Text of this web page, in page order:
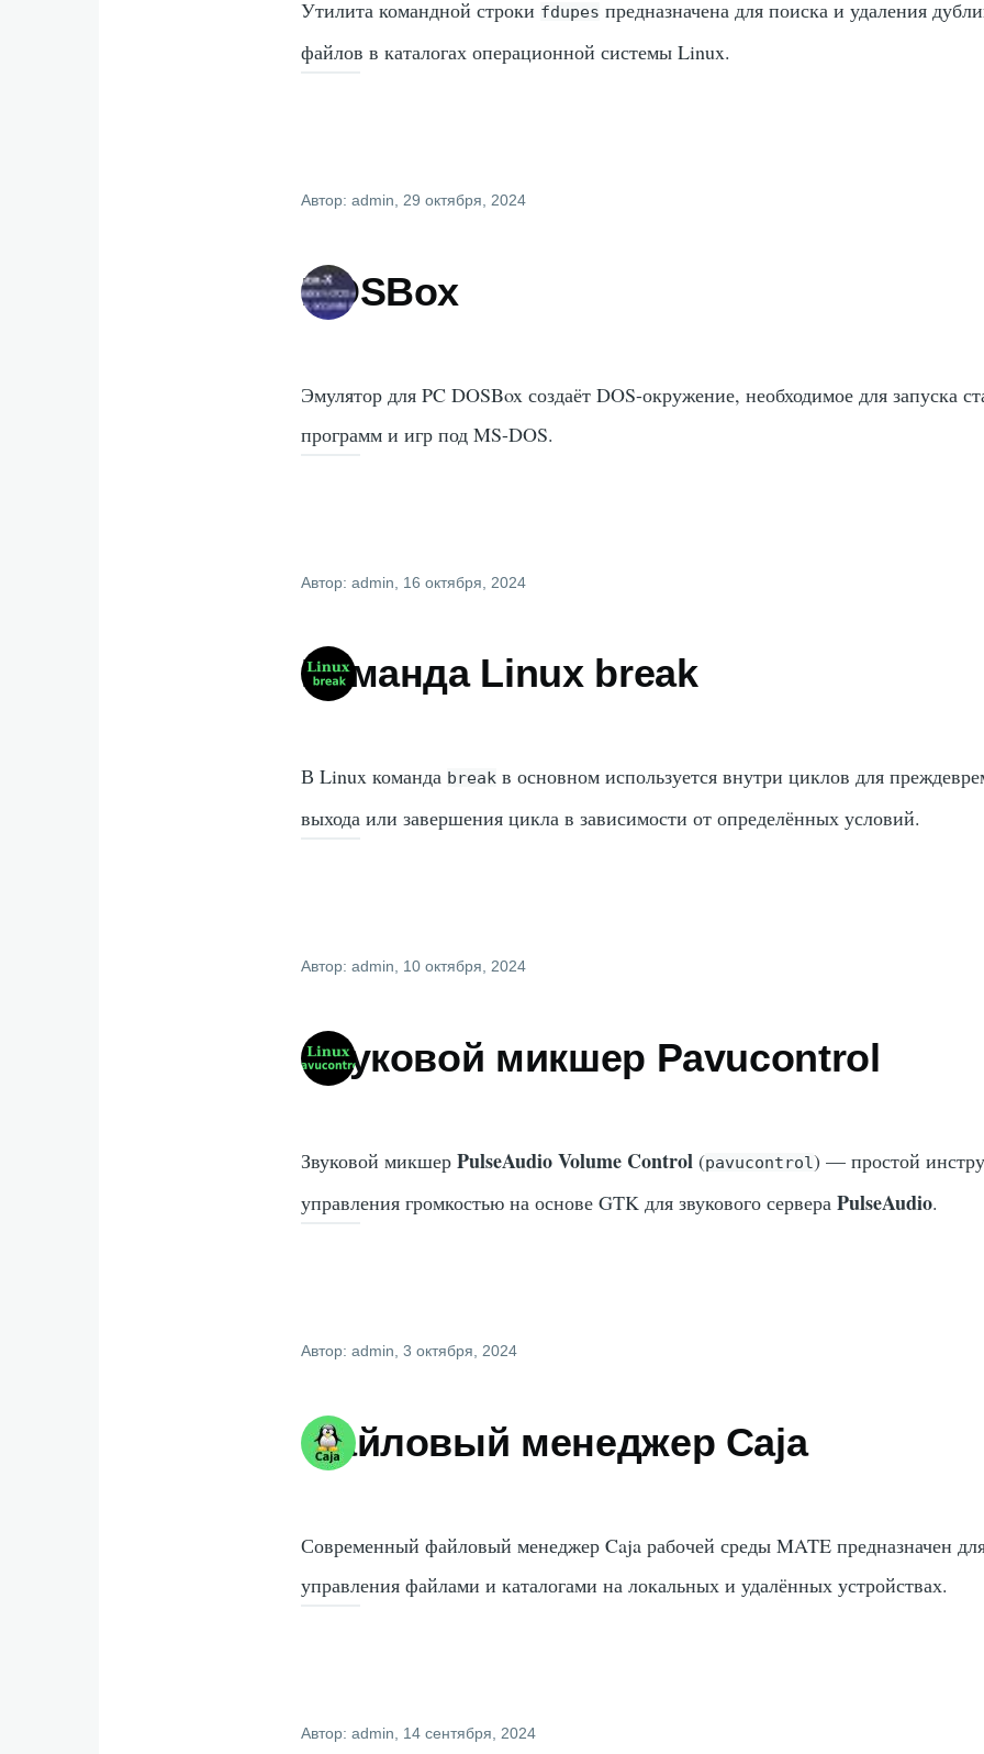
Утилита командной строки fdupes предназначена для поиска и удаления
файлов в каталогах операционной системы Linux.
Автор:admin , 29 октября, 2024
DOSBox
Эмулятор для PC DOSBox создаёт DOS-окружение, необходимое для запуска
программ и игр под MS-DOS.
Автор:admin , 16 октября, 2024
Команда Linux break
В Linux команда break в основном используется внутри циклов для
выхода или завершения цикла в зависимости от определённых условий.
Автор:admin, 10 октября, 2024
Звуковой микшер Pavucontrol
Звуковой микшерPulseAudio Volume Control (pavucontrol) — простой
управления громкостью на основе GTK для звукового сервераPulseAudio.
Автор:admin , 3 октября, 2024
Файловый менеджер Caja
Современный файловый менеджер Caja рабочей среды MATE предназначен
управления файлами и каталогами на локальных и удалённых устройствах.
Автор:admin , 14 сентября, 2024